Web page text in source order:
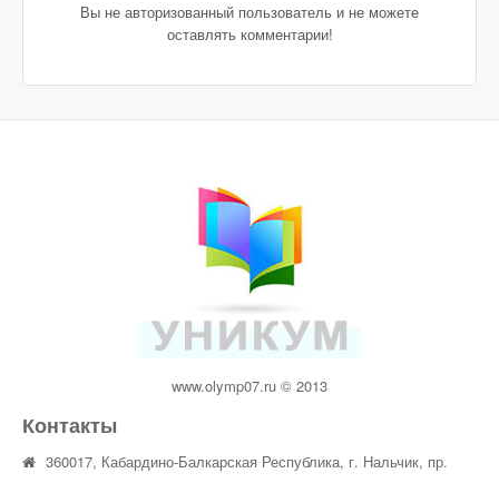
Вы не авторизованный пользователь и не можете
оставлять комментарии!
www.olymp07.ru © 2013
Контакты
360017, Кабардино-Балкарская Республика, г. Нальчик, пр.